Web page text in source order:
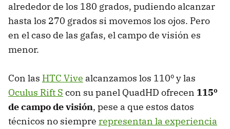
alrededor de los 180 grados, pudiendo alcanzar
hasta los 270 grados si movemos los ojos. Pero
en el caso de las gafas, el campo de visión es
menor.
Con las HTC Vive alcanzamos los 110º y las
Oculus Rift S con su panel QuadHD ofrecen 115º
de campo de visión, pese a que estos datos
técnicos no siempre representan la experiencia